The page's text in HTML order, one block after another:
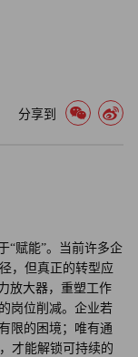
现金流。此外，
然也确实存在人
员与人工智能相
动结构性重组。
围的一次性尝
人工智能投资中
分享到
“赋能”。当前许多企
，但真正的转型应
放大器，重塑工作
岗位削减。企业若
限的困境；唯有通
才能解锁可持续的